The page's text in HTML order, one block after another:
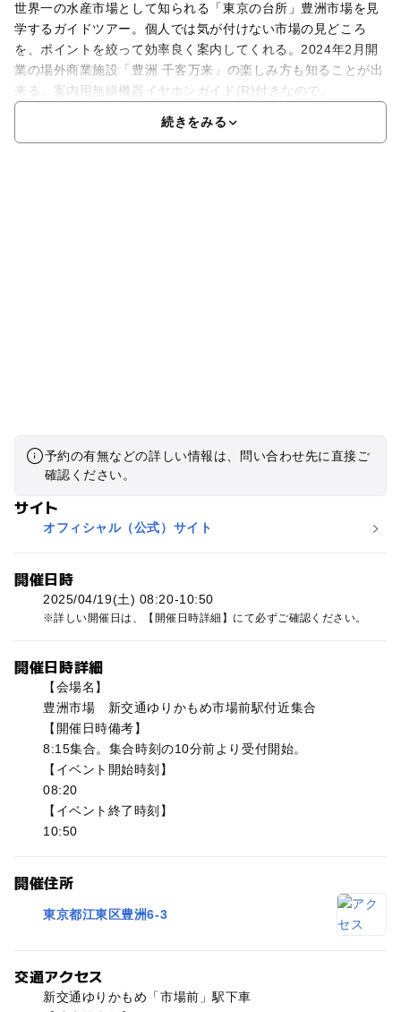
世界一の水産市場として知られる「東京の台所」豊洲市場を見
学するガイドツアー。個人では気が付けない市場の見どころ
を、ポイントを絞って効率良く案内してくれる。2024年2月開
業の場外商業施設「豊洲 千客万来」の楽しみ方も知ることが出
来る。案内用無線機器イヤホンガイド(R)付きなので、
続きをみる
予約の有無などの詳しい情報は、問い合わせ先に直接ご
確認ください。
サイト
オフィシャル（公式）サイト
開催日時
2025/04/19(土) 08:20-10:50
詳しい開催日は、【開催日時詳細】にて必ずご確認ください。
開催日時詳細
【会場名】
豊洲市場 新交通ゆりかもめ市場前駅付近集合
【開催日時備考】
8:15集合。集合時刻の10分前より受付開始。
【イベント開始時刻】
08:20
【イベント終了時刻】
10:50
開催住所
東京都江東区豊洲6-3
交通アクセス
新交通ゆりかもめ「市場前」駅下車